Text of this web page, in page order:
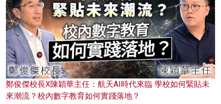
鄭俊傑校長X陳穎華主任：航天AI時代來臨 學校如何緊貼未
來潮流？校內數字教育如何實踐落地？